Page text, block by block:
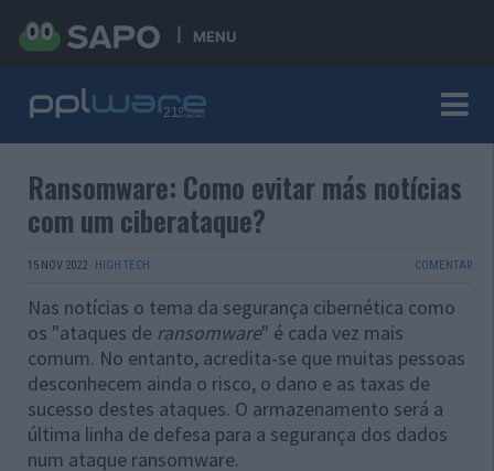
MENU
Ransomware: Como evitar más notícias
com um ciberataque?
15 NOV 2022 · HIGH TECH COMENTAR
Nas notícias o tema da segurança cibernética como
os "ataques de ransomware" é cada vez mais
comum. No entanto, acredita-se que muitas pessoas
desconhecem ainda o risco, o dano e as taxas de
sucesso destes ataques. O armazenamento será a
última linha de defesa para a segurança dos dados
num ataque ransomware.